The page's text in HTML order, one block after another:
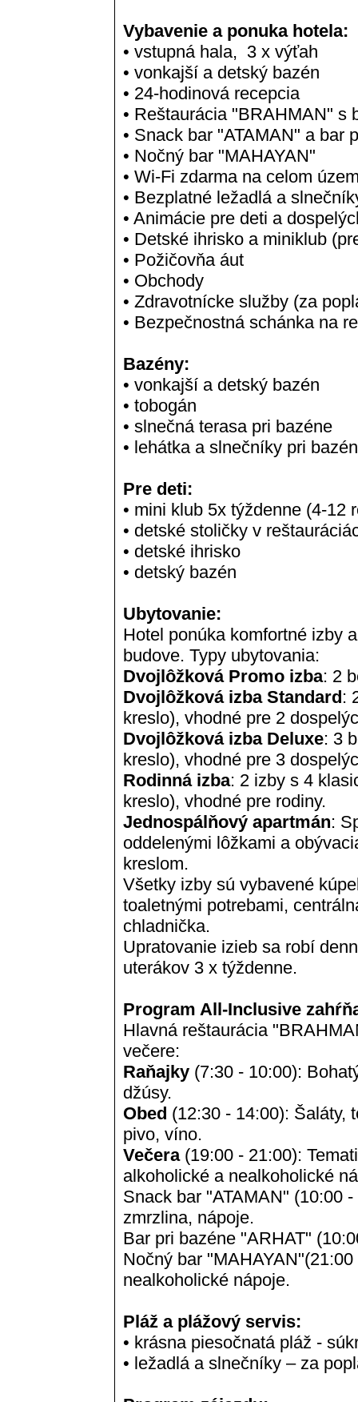
Vybavenie a ponuka hotela:
• vstupná hala, 3 x výťah
• vonkajší a detský bazén
• 24-hodinová recepcia
• Reštaurácia "BRAHMAN" s
• Snack bar "ATAMAN" a bar
• Nočný bar "MAHAYAN"
• Wi-Fi zdarma na celom
• Bezplatné ležadlá a
• Animácie pre deti a
• Detské ihrisko a miniklub
• Požičovňa áut
• Obchody
• Zdravotnícke služby (za
• Bezpečnostná schánka na
Bazény:
• vonkajší a detský bazén
• tobogán
• slnečná terasa pri bazéne
• lehátka a slnečníky pri
Pre deti:
• mini klub 5x týždenne (4-
• detské stoličky v
• detské ihrisko
• detský bazén
Ubytovanie:
Hotel ponúka komfortné izby
budove. Typy ubytovania:
Dvojlôžková Promo izba: 2
Dvojlôžková izba Standard:
kreslo), vhodné pre 2
Dvojlôžková izba Deluxe: 3
kreslo), vhodné pre 3
Rodinná izba: 2 izby s 4
kreslo), vhodné pre rodiny.
Jednospálňový apartmán:
oddelenými lôžkami a
kreslom.
Všetky izby sú vybavené
toaletnými potrebami,
chladnička.
Upratovanie izieb sa robí
uterákov 3 x týždenne.
Program All-Inclusive
Hlavná reštaurácia
večere:
Raňajky(7:30 - 10:00):
džúsy.
Obed (12:30 - 14:00): Šaláty,
pivo, víno.
Večera(19:00 - 21:00):
alkoholické a nealkoholické
Snack bar "ATAMAN" (10:00
zmrzlina, nápoje.
Bar pri bazéne "ARHAT"
Nočný bar
nealkoholické nápoje.
Pláž a plážový servis:
• krásna piesočnatá pláž -
• ležadlá a slnečníky – za